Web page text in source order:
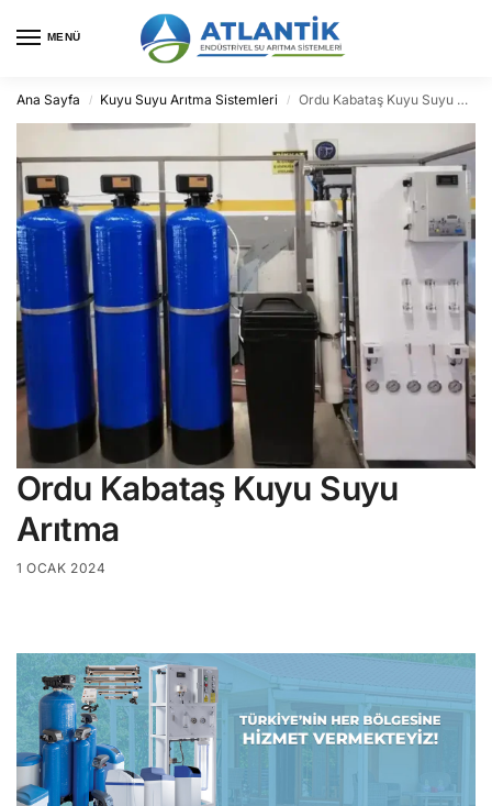
MENÜ
Ana Sayfa / Kuyu Suyu Arıtma Sistemleri / Ordu Kabataş Kuyu Suyu Arıtma
Ordu Kabataş Kuyu Suyu
Arıtma
1 OCAK 2024